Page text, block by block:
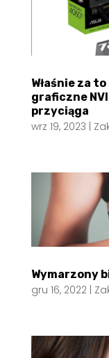
Właśnie za
graficzne
przyciąga
wrz 19, 2023 |
Wymarzony
gru 16, 2022|